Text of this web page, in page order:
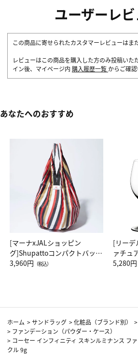
ユーザーレ
この商品に寄せられたカスタマーレビューはま
レビューはこの商品を購入した方のみ投稿いた
イン後、マイページ内 購入履歴一覧 からご確認
あなたへのおすすめ
[マーナxJALショッピン
グ]Shupattoコンパクトバッグ
Drop JAL客室乗務員（LC）ス
3,960円 （税込）
[リーデ
ァチュ
ト（レ
5,280円
ホーム >サンドラッグ >化粧品（ブランド別） >
> ファンデーション（パウダー・ケース）
> コーセー インフィニティ スキンルミナンス フ
クル 9g